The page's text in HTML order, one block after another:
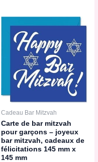
Cadeau Bar Mitzvah
Carte de bar mitzvah
pour garçons – joyeux
bar mitzvah, cadeaux de
félicitations 145 mm x
145 mm